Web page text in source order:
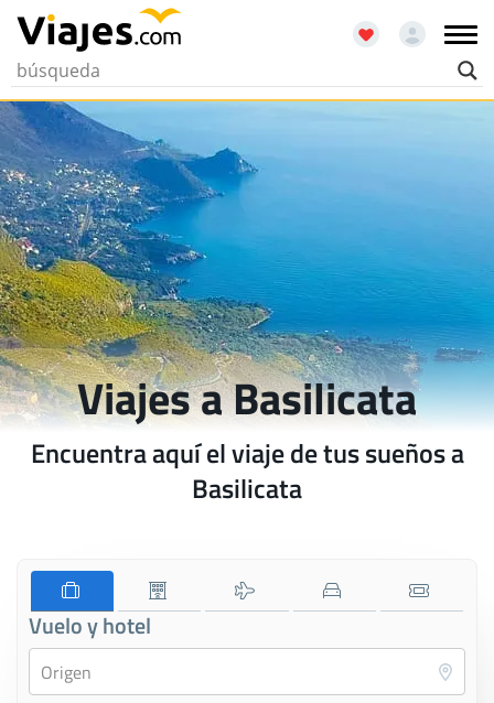
Viajes a Basilicata
Encuentra aquí el viaje de tus sueños a
Basilicata
Vuelo y hotel